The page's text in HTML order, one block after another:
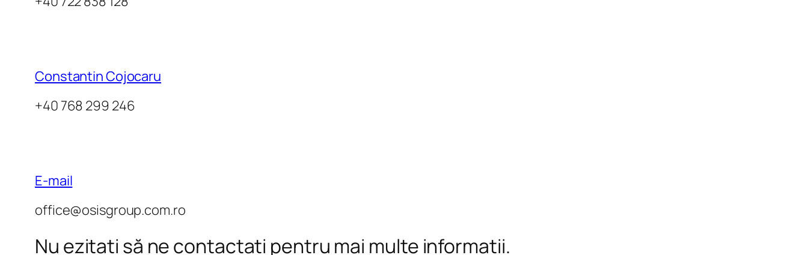
Constantin Cojocaru
+40 768 299 246
E-mail
office@osisgroup.com.ro
Nu ezitați să ne contactați pentru mai multe informații.